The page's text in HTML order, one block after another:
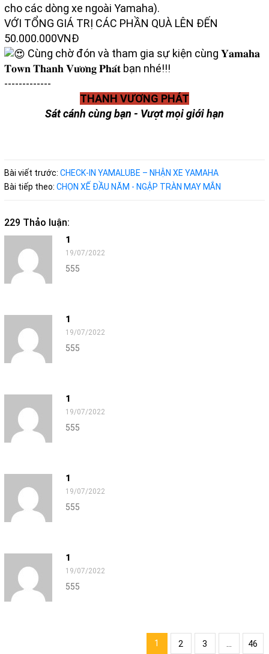
cho các dòng xe ngoài Yamaha).
VỚI TỔNG GIÁ TRỊ CÁC PHẦN QUÀ LÊN ĐẾN
50.000.000VNĐ
Cùng chờ đón và tham gia sự kiện cùng 𝐘𝐚𝐦𝐚𝐡𝐚
𝐓𝐨𝐰𝐧 𝐓𝐡𝐚𝐧𝐡 𝐕𝐮̛𝐨̛𝐧𝐠 𝐏𝐡𝐚́𝐭 bạn nhé!!!
-------------
THANH VƯƠNG PHÁT
Sát cánh cùng bạn - Vượt mọi giới hạn
Bài viết trước: CHECK-IN YAMALUBE – NHẬN XE YAMAHA
Bài tiếp theo: CHỌN XẾ ĐẦU NĂM - NGẬP TRÀN MAY MẮN
229 Thảo luận:
1
19/07/2022
555
1
19/07/2022
555
1
19/07/2022
555
1
19/07/2022
555
1
19/07/2022
555
1 2 3 46